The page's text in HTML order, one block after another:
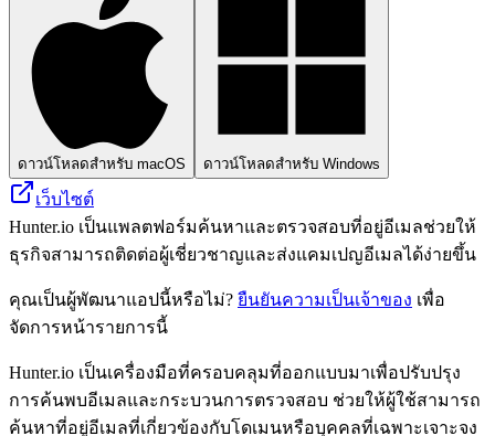
ดาวน์โหลดสำหรับ macOS ดาวน์โหลดสำหรับ Windows
เว็บไซต์
Hunter.io เป็นแพลตฟอร์มค้นหาและตรวจสอบที่อยู่อีเมลช่วยให้
ธุรกิจสามารถติดต่อผู้เชี่ยวชาญและส่งแคมเปญอีเมลได้ง่ายขึ้น
คุณเป็นผู้พัฒนาแอปนี้หรือไม่? ยืนยันความเป็นเจ้าของ เพื่อ
จัดการหน้ารายการนี้
Hunter.io เป็นเครื่องมือที่ครอบคลุมที่ออกแบบมาเพื่อปรับปรุง
การค้นพบอีเมลและกระบวนการตรวจสอบ ช่วยให้ผู้ใช้สามารถ
ค้นหาที่อยู่อีเมลที่เกี่ยวข้องกับโดเมนหรือบุคคลที่เฉพาะเจาะจง